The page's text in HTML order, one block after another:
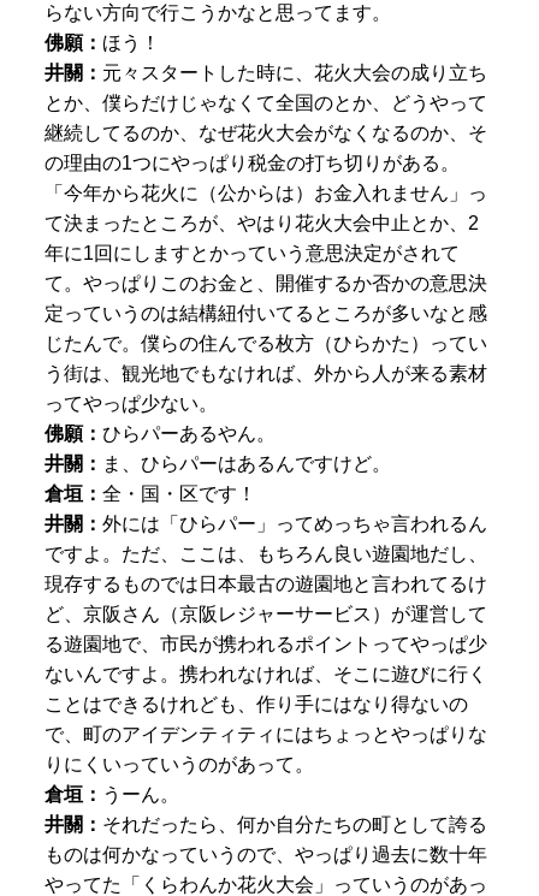
らない方向で行こうかなと思ってます。
佛願： ほう！
井關： 元々スタートした時に、花火大会の成り立ち
とか、僕らだけじゃなくて全国のとか、どうやって
継続してるのか、なぜ花火大会がなくなるのか、そ
の理由の1つにやっぱり税金の打ち切りがある。
「今年から花火に（公からは）お金入れません」っ
て決まったところが、やはり花火大会中止とか、2
年に1回にしますとかっていう意思決定がされて
て。やっぱりこのお金と、開催するか否かの意思決
定っていうのは結構紐付いてるところが多いなと感
じたんで。僕らの住んでる枚方（ひらかた）ってい
う街は、観光地でもなければ、外から人が来る素材
ってやっぱ少ない。
佛願：ひらパーあるやん。
井關： ま、ひらパーはあるんですけど。
倉垣：全・国・区です！
井關：外には「ひらパー」ってめっちゃ言われるん
ですよ。ただ、ここは、もちろん良い遊園地だし、
現存するものでは日本最古の遊園地と言われてるけ
ど、京阪さん（京阪レジャーサービス）が運営して
る遊園地で、市民が携われるポイントってやっぱ少
ないんですよ。携われなければ、そこに遊びに行く
ことはできるけれども、作り手にはなり得ないの
で、町のアイデンティティにはちょっとやっぱりな
りにくいっていうのがあって。
倉垣： うーん。
井關： それだったら、何か自分たちの町として誇る
ものは何かなっていうので、やっぱり過去に数十年
やってた「くらわんか花火大会」っていうのがあっ